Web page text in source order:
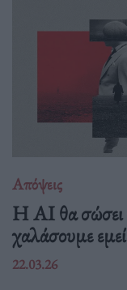
Απόψεις
Η AI θα σώσει
χαλάσουμε
22.03.26